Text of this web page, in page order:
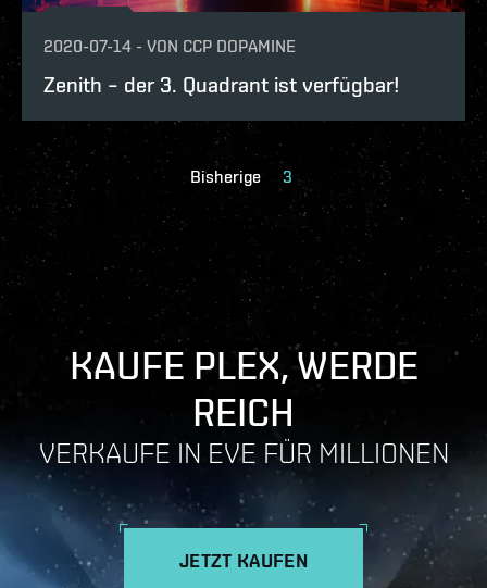
2020-07-14 - VON CCP DOPAMINE
Zenith – der 3. Quadrant ist verfügbar!
Bisherige 3
KAUFE PLEX, WERDE
REICH
VERKAUFE IN EVE FÜR MILLIONEN
JETZT KAUFEN